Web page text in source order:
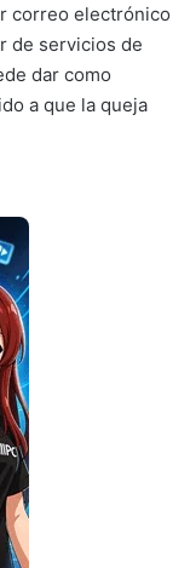
correo electrónico
de servicios de
dar como
a que la queja